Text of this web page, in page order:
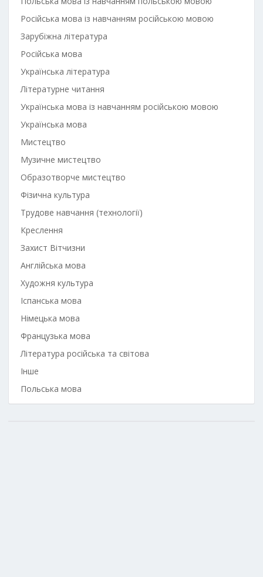
Російська мова із навчанням російською мовою
Зарубіжна література
Російська мова
Українська література
Літературне читання
Українська мова із навчанням російською мовою
Українська мова
Мистецтво
Музичне мистецтво
Образотворче мистецтво
Фізична культура
Трудове навчання (технології)
Креслення
Захист Вітчизни
Англійська мова
Художня культура
Іспанська мова
Німецька мова
Французька мова
Література російська та світова
Інше
Польська мова